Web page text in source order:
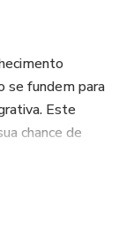
se fundem para
Este
chance de
melhores no